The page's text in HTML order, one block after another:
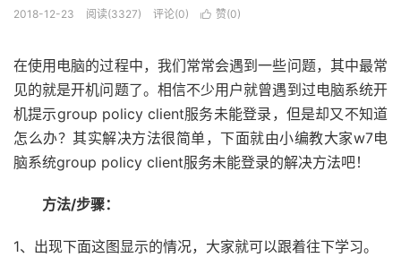
2018-12-23 阅读(3327) 评论(0)  赞(0)
在使用电脑的过程中，我们常常会遇到一些问题，其中最常
见的就是开机问题了。相信不少用户就曾遇到过电脑系统开
机提示group policy client服务未能登录，但是却又不知道
怎么办？其实解决方法很简单，下面就由小编教大家w7电
脑系统group policy client服务未能登录的解决方法吧！
方法/步骤：
1、出现下面这图显示的情况，大家就可以跟着往下学习。